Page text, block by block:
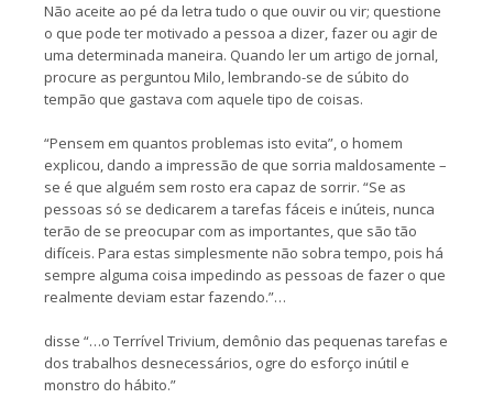
Não aceite ao pé da letra tudo o que ouvir ou vir; questione
o que pode ter motivado a pessoa a dizer, fazer ou agir de
uma determinada maneira. Quando ler um artigo de jornal,
procure as perguntou Milo, lembrando-se de súbito do
tempão que gastava com aquele tipo de coisas.
“Pensem em quantos problemas isto evita”, o homem
explicou, dando a impressão de que sorria maldosamente –
se é que alguém sem rosto era capaz de sorrir. “Se as
pessoas só se dedicarem a tarefas fáceis e inúteis, nunca
terão de se preocupar com as importantes, que são tão
difíceis. Para estas simplesmente não sobra tempo, pois há
sempre alguma coisa impedindo as pessoas de fazer o que
realmente deviam estar fazendo.”…
disse “…o Terrível Trivium, demônio das pequenas tarefas e
dos trabalhos desnecessários, ogre do esforço inútil e
monstro do hábito.”